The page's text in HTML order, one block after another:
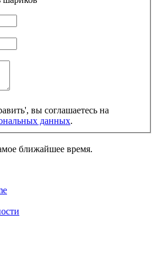
вы соглашаетесь на
данных.
ближайшее время.